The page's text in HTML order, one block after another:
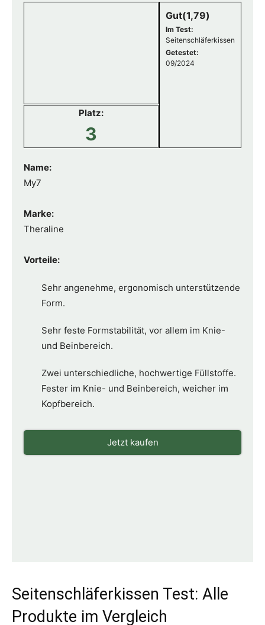
Platz:
3
Gut(1,79)
Im Test:
Seitenschläferkissen
Getestet:
09/2024
Name:
My7
Marke:
Theraline
Vorteile:
Sehr angenehme, ergonomisch unterstützende
Form.
Sehr feste Formstabilität, vor allem im Knie-
und Beinbereich.
Zwei unterschiedliche, hochwertige Füllstoffe.
Fester im Knie- und Beinbereich, weicher im
Kopfbereich.
Jetzt kaufen
Seitenschläferkissen Test: Alle
Produkte im Vergleich